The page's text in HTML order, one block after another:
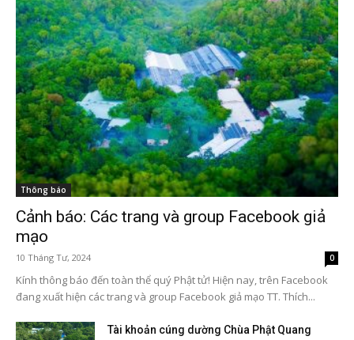
Thông báo
Cảnh báo: Các trang và group Facebook giả
mạo
10 Tháng Tư, 2024 0
Kính thông báo đến toàn thể quý Phật tử! Hiện nay, trên Facebook
đang xuất hiện các trang và group Facebook giả mạo TT. Thích...
Tài khoản cúng dường Chùa Phật Quang